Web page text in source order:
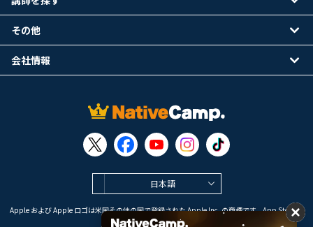
日本語
Apple および Apple ロゴは米国その他の国で登録された Apple Inc. の商標です。App Store は
Apple Inc. のサービスマークです。
その他
会社情報